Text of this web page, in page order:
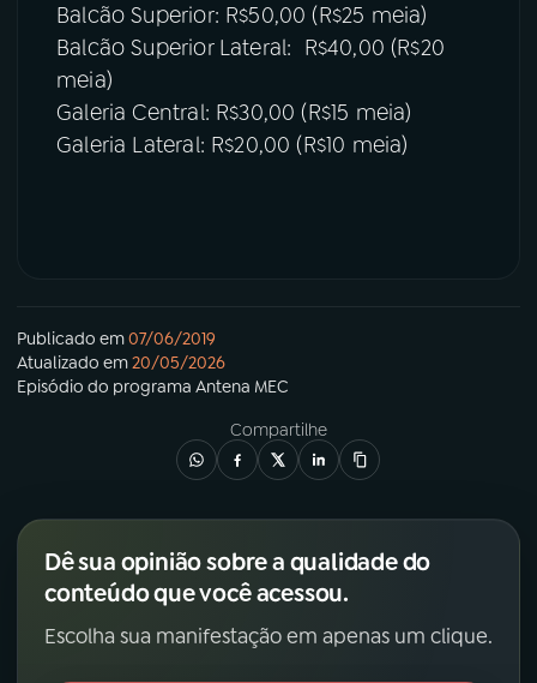
Balcão Superior: R$50,00 (R$25 meia)
Balcão Superior Lateral: R$40,00 (R$20
meia)
Galeria Central: R$30,00 (R$15 meia)
Galeria Lateral: R$20,00 (R$10 meia)
Publicado em07/06/2019
Atualizado em20/05/2026
Episódio do programa Antena MEC
Compartilhe
Dê sua opinião sobre a qualidade do
conteúdo que você acessou.
Escolha sua manifestação em apenas um clique.